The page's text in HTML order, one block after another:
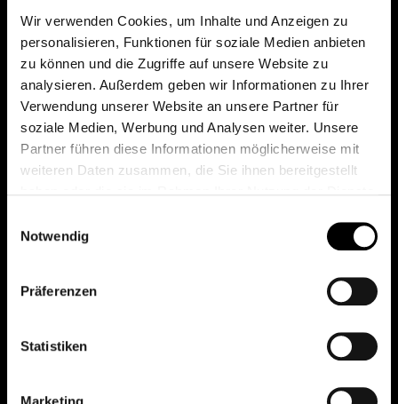
Wir verwenden Cookies, um Inhalte und Anzeigen zu
personalisieren, Funktionen für soziale Medien anbieten
zu können und die Zugriffe auf unsere Website zu
analysieren. Außerdem geben wir Informationen zu Ihrer
Verwendung unserer Website an unsere Partner für
soziale Medien, Werbung und Analysen weiter. Unsere
Partner führen diese Informationen möglicherweise mit
weiteren Daten zusammen, die Sie ihnen bereitgestellt
Notwendig
Präferenzen
Statistiken
Das erste Depot in Österreich mit 0€ Kontoführung,
0€ Ausgabeaufschlag und 0€ Depotgebühren bei
knapp 2000 Fonds und 0€ Orderspesen.
All rights reserved.